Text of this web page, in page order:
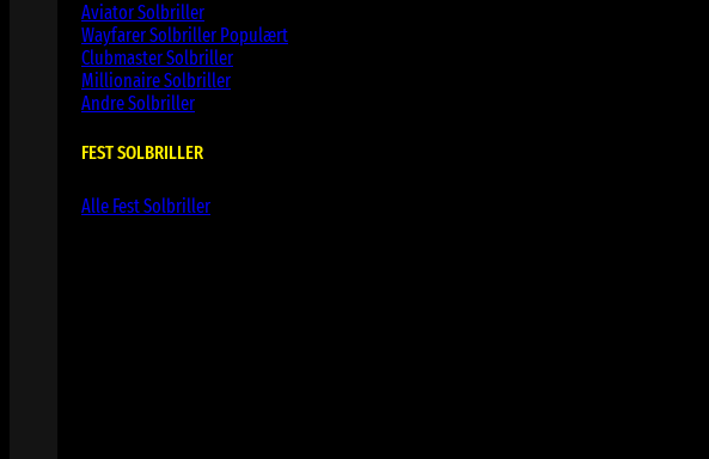
Aviator Solbriller
Wayfarer Solbriller
Clubmaster Solbriller
Millionaire Solbriller
Andre Solbriller
FEST SOLBRILLER
Alle Fest Solbriller